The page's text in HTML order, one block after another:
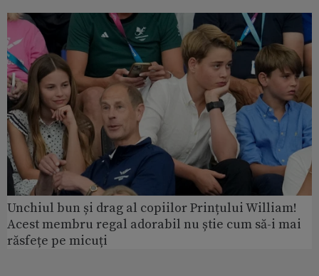
Unchiul bun și drag al copiilor Prințului William!
Acest membru regal adorabil nu știe cum să-i mai
răsfețe pe micuți